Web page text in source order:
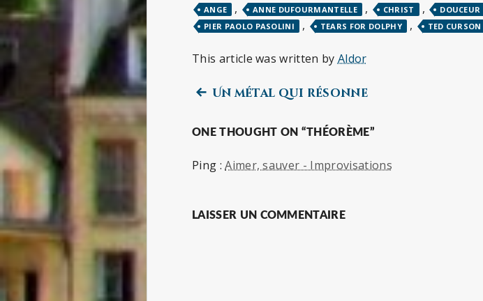
ANGE , ANNE DUFOURMANTELLE , CHRIST , DOUCEUR
PIER PAOLO PASOLINI , TEARS FOR DOLPHY , TED CURSON
This article was written by Aldor
Navigation
de
l’article
Previous
Un métal qui résonne
ONE THOUGHT ON “THÉORÈME”
Ping :Aimer, sauver - Improvisations
LAISSER UN COMMENTAIRE